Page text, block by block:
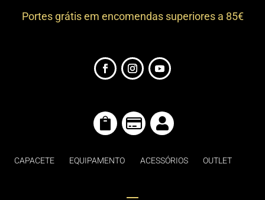
Portes grátis em encomendas superiores a 85€
  
CAPACETE EQUIPAMENTO ACESSÓRIOS OUTLET